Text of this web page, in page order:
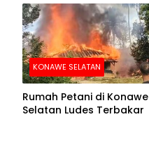
Kolut
KONAWE SELATAN
Rumah Petani di Konawe
Selatan Ludes Terbakar